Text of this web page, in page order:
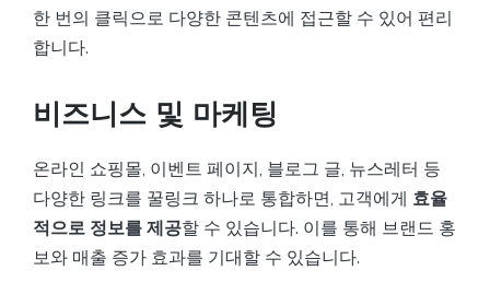
한 번의 클릭으로 다양한 콘텐츠에 접근할 수 있어 편리
합니다.
비즈니스 및 마케팅
온라인 쇼핑몰, 이벤트 페이지, 블로그 글, 뉴스레터 등
다양한 링크를 꿀링크 하나로 통합하면, 고객에게 효율
적으로 정보를 제공할 수 있습니다. 이를 통해 브랜드 홍
보와 매출 증가 효과를 기대할 수 있습니다.